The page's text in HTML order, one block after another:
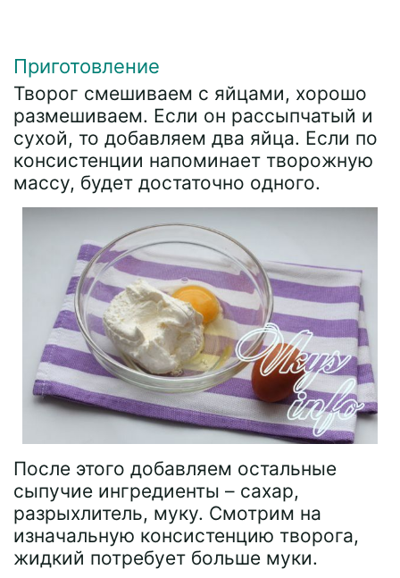
Приготовление
Творог смешиваем с яйцами, хорошо
размешиваем. Если он рассыпчатый и
сухой, то добавляем два яйца. Если по
консистенции напоминает творожную
массу, будет достаточно одного.
После этого добавляем остальные
сыпучие ингредиенты – сахар,
разрыхлитель, муку. Смотрим на
изначальную консистенцию творога,
жидкий потребует больше муки.